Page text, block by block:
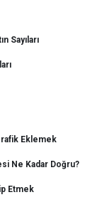
Sayıları
Eklemek
Ne Kadar Doğru?
Etmek